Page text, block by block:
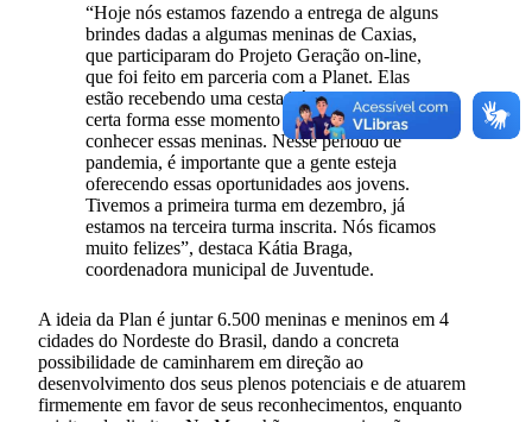
“Hoje nós estamos fazendo a entrega de alguns
brindes dadas a algumas meninas de Caxias,
que participaram do Projeto Geração on-line,
que foi feito em parceria com a Planet. Elas
estão recebendo uma cesta básica, e de uma
certa forma esse momento serve para a gente
conhecer essas meninas. Nesse período de
pandemia, é importante que a gente esteja
oferecendo essas oportunidades aos jovens.
Tivemos a primeira turma em dezembro, já
estamos na terceira turma inscrita. Nós ficamos
muito felizes”, destaca Kátia Braga,
coordenadora municipal de Juventude.
A ideia da Plan é juntar 6.500 meninas e meninos em 4
cidades do Nordeste do Brasil, dando a concreta
possibilidade de caminharem em direção ao
desenvolvimento dos seus plenos potenciais e de atuarem
firmemente em favor de seus reconhecimentos, enquanto